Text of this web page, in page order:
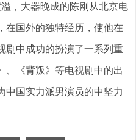
，大器晚成的陈刚从北京电
在国外的独特经历，使他在
剧中成功的扮演了一系列重
、《背叛》等电视剧中的出
中国实力派男演员的中坚力